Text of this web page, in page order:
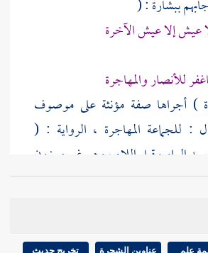
ببشارة : (
عيش إلا عيش الآخرة
للأنصار والمهاجرة
) أجراها صفة مؤنثة على موصوف
: للجماعة المهاجرة ، الرواية : (
الواو وقبل اللام ، وهو غير موزون
فيه الوزن ، ولو اشترط فإن الله
- بلامين- لاتزن ، إذا نقل حركة (
علم عناوين الشجرة تخريج حديث